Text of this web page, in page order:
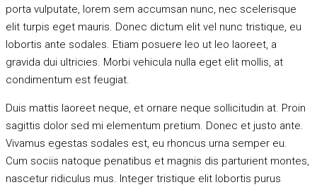
porta vulputate, lorem sem accumsan nunc, nec scelerisque
elit turpis eget mauris. Donec dictum elit vel nunc tristique, eu
lobortis ante sodales. Etiam posuere leo ut leo laoreet, a
gravida dui ultricies. Morbi vehicula nulla eget elit mollis, at
condimentum est feugiat.
Duis mattis laoreet neque, et ornare neque sollicitudin at. Proin
sagittis dolor sed mi elementum pretium. Donec et justo ante.
Vivamus egestas sodales est, eu rhoncus urna semper eu.
Cum sociis natoque penatibus et magnis dis parturient montes,
nascetur ridiculus mus. Integer tristique elit lobortis purus